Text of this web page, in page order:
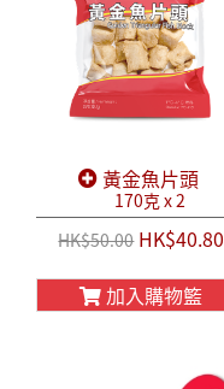
黃金魚片頭
170克 x 2
HK$50.00HK$40.80
加入購物籃